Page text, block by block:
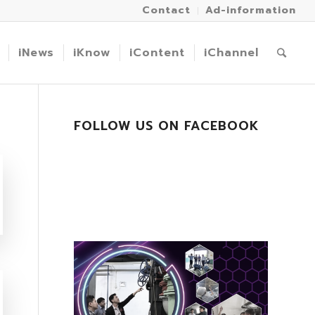
Contact Ad-information
iNews iKnow iContent iChannel
FOLLOW US ON FACEBOOK